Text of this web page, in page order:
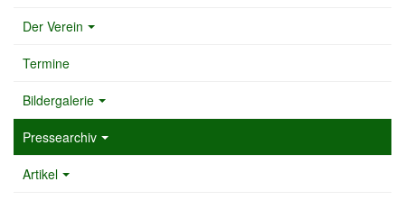
Der Verein
Termine
Bildergalerie
Pressearchiv
Artikel